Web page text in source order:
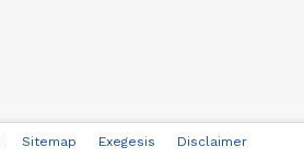
Sitemap Exegesis Disclaimer